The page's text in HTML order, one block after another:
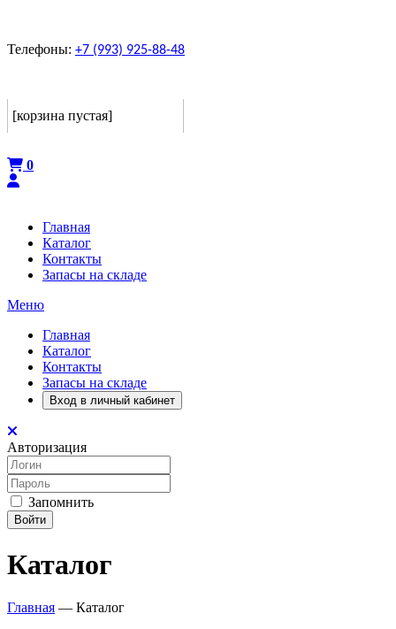
Телефоны: +7 (993) 925-88-48
[корзина пустая]
0
Главная
Каталог
Контакты
Запасы на складе
Меню
Главная
Каталог
Контакты
Запасы на складе
Вход в личный кабинет
Авторизация
Запомнить
Войти
Каталог
Главная — Каталог